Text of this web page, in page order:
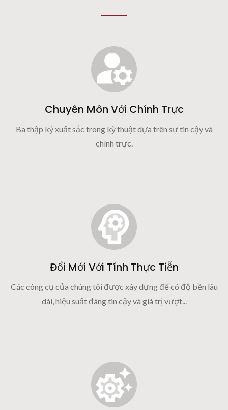
Chuyên Môn Với Chính Trực
Ba thập kỷ xuất sắc trong kỹ thuật dựa trên sự tin cậy và
chính trực.
Đổi Mới Với Tính Thực Tiễn
Các công cụ của chúng tôi được xây dựng để có độ bền lâu
dài, hiệu suất đáng tin cậy và giá trị vượt...